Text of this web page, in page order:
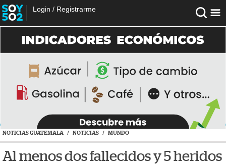
Login / Registrarme
NOTICIAS GUATEMALA / NOTICIAS / MUNDO
Al menos dos fallecidos y 5 heridos